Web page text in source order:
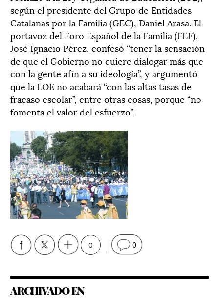
según el presidente del Grupo de Entidades
Catalanas por la Familia (GEC), Daniel Arasa. El
portavoz del Foro Español de la Familia (FEF),
José Ignacio Pérez, confesó “tener la sensación
de que el Gobierno no quiere dialogar más que
con la gente afín a su ideología”, y argumentó
que la LOE no acabará “con las altas tasas de
fracaso escolar”, entre otras cosas, porque “no
fomenta el valor del esfuerzo”.
0 0
ARCHIVADO EN